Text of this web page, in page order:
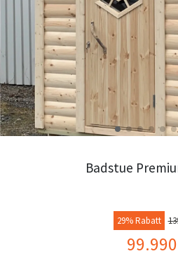
Badstue
29% Rabatt